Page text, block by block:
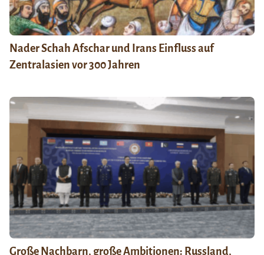
Nader Schah Afschar und Irans Einfluss auf
Zentralasien vor 300 Jahren
Große Nachbarn, große Ambitionen: Russland,